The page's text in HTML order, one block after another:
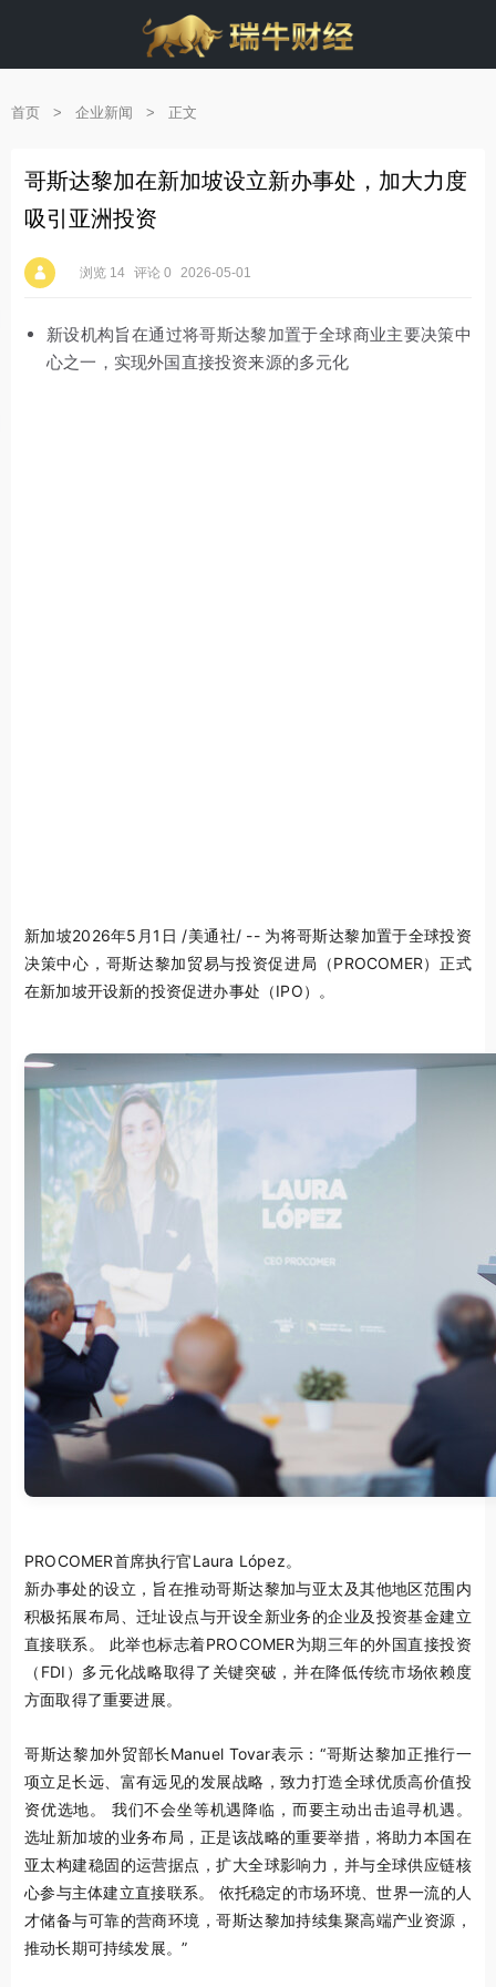
首页 > 企业新闻 > 正文
哥斯达黎加在新加坡设立新办事处，加大力度
吸引亚洲投资
浏览 14 评论 0 2026-05-01
新设机构旨在通过将哥斯达黎加置于全球商业主要决策中
心之一，实现外国直接投资来源的多元化
新加坡2026年5月1日 /美通社/ -- 为将哥斯达黎加置于全球投资
决策中心，哥斯达黎加贸易与投资促进局（PROCOMER）正式
在新加坡开设新的投资促进办事处（IPO）。
PROCOMER首席执行官Laura López。
新办事处的设立，旨在推动哥斯达黎加与亚太及其他地区范围内
积极拓展布局、迁址设点与开设全新业务的企业及投资基金建立
直接联系。 此举也标志着PROCOMER为期三年的外国直接投资
（FDI）多元化战略取得了关键突破，并在降低传统市场依赖度
方面取得了重要进展。
哥斯达黎加外贸部长Manuel Tovar表示：“哥斯达黎加正推行一
项立足长远、富有远见的发展战略，致力打造全球优质高价值投
资优选地。 我们不会坐等机遇降临，而要主动出击追寻机遇。
选址新加坡的业务布局，正是该战略的重要举措，将助力本国在
亚太构建稳固的运营据点，扩大全球影响力，并与全球供应链核
心参与主体建立直接联系。 依托稳定的市场环境、世界一流的人
才储备与可靠的营商环境，哥斯达黎加持续集聚高端产业资源，
推动长期可持续发展。”